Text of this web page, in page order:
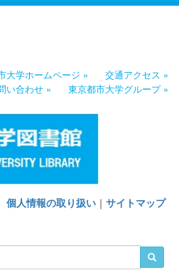
大学ホームページ »
交通アクセス »
い合わせ »
東京都市大学グループ »
個人情報の取り扱い ｜ サイトマップ